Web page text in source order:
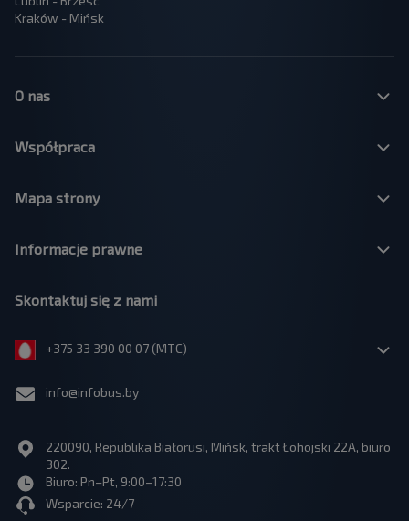
Kraków - Mińsk
O nas
Współpraca
Mapa strony
Informacje prawne
Skontaktuj się z nami
+375 33 390 00 07 (МТС)
info@infobus.by
220090, Republika Białorusi, Mińsk, trakt Łohojski 22A, biuro
302.
Biuro: Pn–Pt, 9:00–17:30
Wsparcie: 24/7